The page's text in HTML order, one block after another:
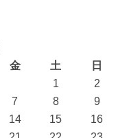
金 土
日
1
2
7 8
9
14 15
16